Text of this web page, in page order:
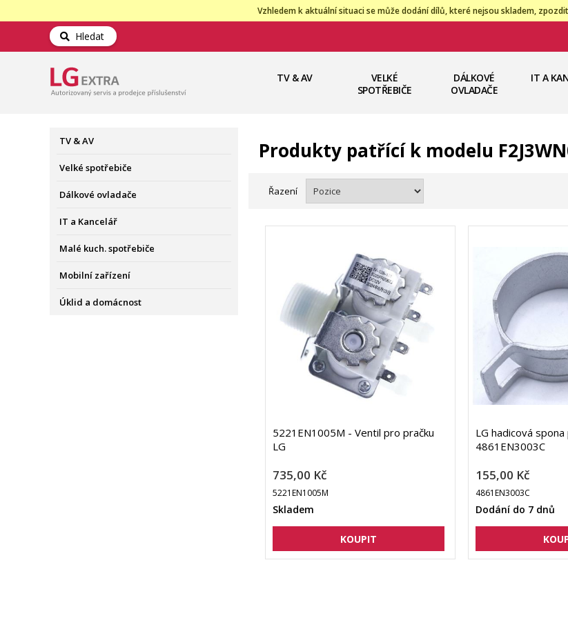
Vzhledem k aktuální situaci se může dodání dílů, které nejsou skladem,
Hledat
TV & AV
VELKÉ
SPOTŘEBIČE
DÁLKOVÉ
OVLADAČE
IT A
TV & AV
Velké spotřebiče
Dálkové ovladače
IT a Kancelář
Malé kuch. spotřebiče
Mobilní zařízení
Úklid a domácnost
Produkty patřící k modelu
Řazení
5221EN1005M - Ventil pro pračku
LG
735,00 Kč
5221EN1005M
Skladem
LG hadicová spona
4861EN3003C
155,00 Kč
4861EN3003C
Dodání do 7 dnů